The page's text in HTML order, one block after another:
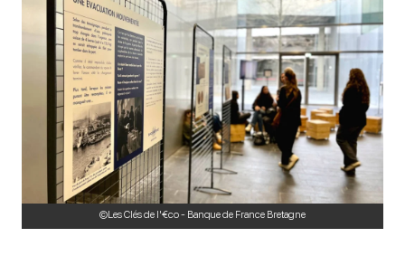
©Les Clés de l'€co - Banque de France Bretagne